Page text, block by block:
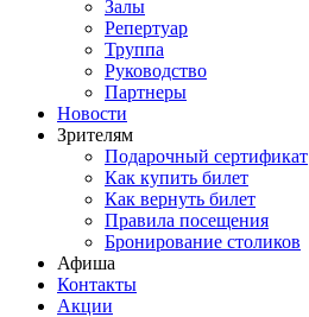
Залы
Репертуар
Труппа
Руководство
Партнеры
Новости
Зрителям
Подарочный сертификат
Как купить билет
Как вернуть билет
Правила посещения
Бронирование столиков
Афиша
Контакты
Акции